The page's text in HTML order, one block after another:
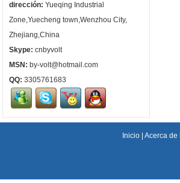
dirección: Yueqing Industrial
Zone,Yuecheng town,Wenzhou City,
Zhejiang,China
Skype: cnbyvolt
MSN: by-volt@hotmail.com
QQ: 3305761683
Inicio| Acerca de